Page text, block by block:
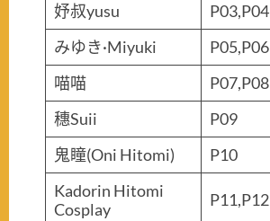
妤叔yusu
P03,P04
みゆき·Miyuki
P05,P06
喵喵
P07,P08
穗Suii
P09
鬼瞳(Oni Hitomi)
P10
Kadorin Hitomi
Cosplay
P11,P12